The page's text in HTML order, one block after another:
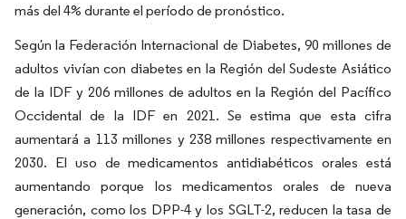
más del 4% durante el período de pronóstico.
Según la Federación Internacional de Diabetes, 90 millones de
adultos vivían con diabetes en la Región del Sudeste Asiático
de la IDF y 206 millones de adultos en la Región del Pacífico
Occidental de la IDF en 2021. Se estima que esta cifra
aumentará a 113 millones y 238 millones respectivamente en
2030. El uso de medicamentos antidiabéticos orales está
aumentando porque los medicamentos orales de nueva
generación, como los DPP-4 y los SGLT-2, reducen la tasa de